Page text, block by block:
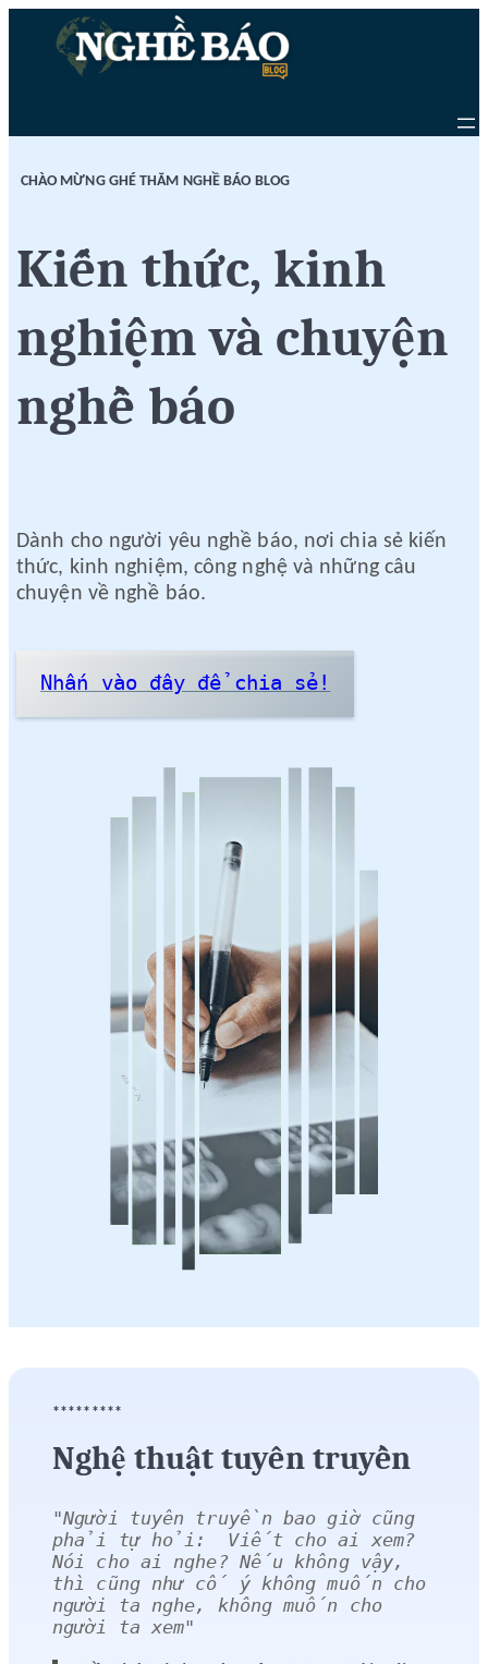
Chuyển
content
CHÀO MỪNG GHÉ THĂM NGHỀ BÁO BLOG
Kiến thức, kinh
nghiệm và chuyện
nghề báo
Dành cho người yêu nghề báo, nơi chia sẻ kiến
thức, kinh nghiệm, công nghệ và những câu
chuyện về nghề báo.
Nhấn vào đây để chia sẻ!
*********
Nghệ thuật tuyên truyền
"Người tuyên truyền bao giờ cũng
phải tự hỏi:  Viết cho ai xem?
Nói cho ai nghe? Nếu không vậy,
thì cũng như cố ý không muốn cho
người ta nghe, không muốn cho
người ta xem"